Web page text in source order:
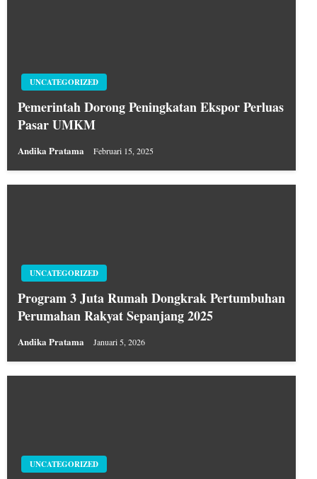
UNCATEGORIZED
Pemerintah Dorong Peningkatan Ekspor Perluas
Pasar UMKM
Andika Pratama Februari 15, 2025
UNCATEGORIZED
Program 3 Juta Rumah Dongkrak Pertumbuhan
Perumahan Rakyat Sepanjang 2025
Andika Pratama Januari 5, 2026
UNCATEGORIZED